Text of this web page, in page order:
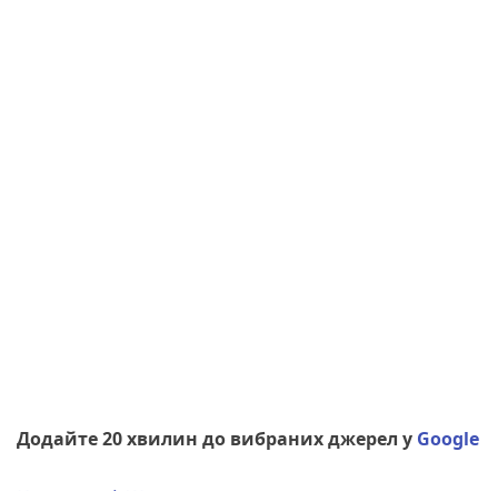
Додайте 20 хвилин до вибраних джерел у Google